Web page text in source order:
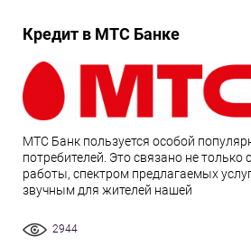
Кредит в МТС Банке
МТС Банк пользуется особой
потребителей. Это связано не только
работы, спектром предлагаемых
звучным для жителей нашей
2944